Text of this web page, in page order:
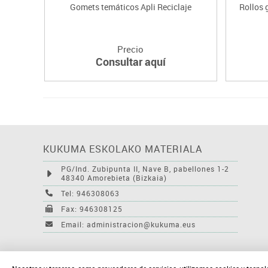
Gomets temáticos Apli Reciclaje
Precio
Consultar aquí
Rollos
KUKUMA ESKOLAKO MATERIALA
PG/Ind. Zubipunta II, Nave B, pabellones 1-2
48340 Amorebieta (Bizkaia)
Tel: 946308063
Fax: 946308125
Email: administracion@kukuma.eus